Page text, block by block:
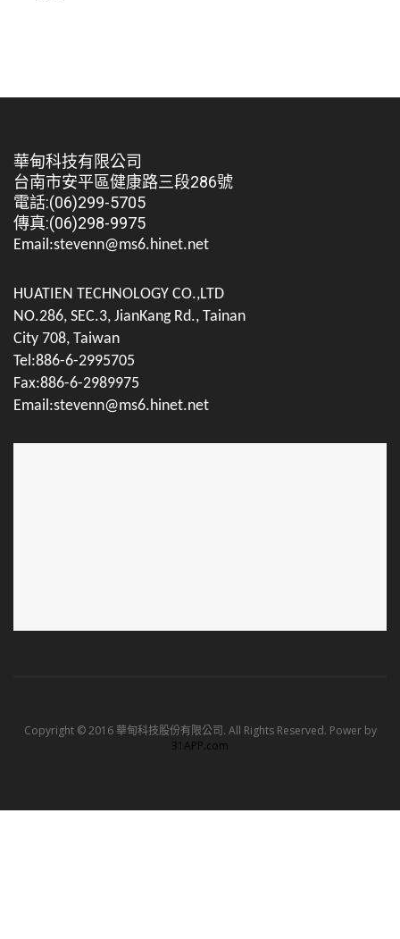
華甸科技有限公司
台南市安平區健康路三段286號
電話:(06)299-5705
傳真:(06)298-9975
Email:stevenn@ms6.hinet.net
HUATIEN TECHNOLOGY CO.,LTD
NO.286, SEC.3, JianKang Rd., Tainan
City 708, Taiwan
Tel:886-6-2995705
Fax:886-6-2989975
Email:stevenn@ms6.hinet.net
Copyright © 2016 華甸科技股份有限公司. All Rights Reserved. Power by
31APP.com